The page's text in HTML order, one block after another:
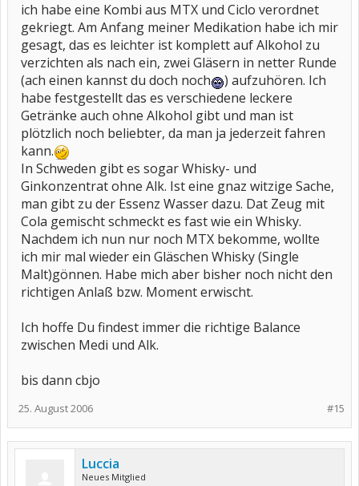
ich habe eine Kombi aus MTX und Ciclo verordnet
gekriegt. Am Anfang meiner Medikation habe ich mir
gesagt, das es leichter ist komplett auf Alkohol zu
verzichten als nach ein, zwei Gläsern in netter Runde
(ach einen kannst du doch noch
) aufzuhören. Ich
habe festgestellt das es verschiedene leckere
Getränke auch ohne Alkohol gibt und man ist
plötzlich noch beliebter, da man ja jederzeit fahren
kann.
In Schweden gibt es sogar Whisky- und
Ginkonzentrat ohne Alk. Ist eine gnaz witzige Sache,
man gibt zu der Essenz Wasser dazu. Dat Zeug mit
Cola gemischt schmeckt es fast wie ein Whisky.
Nachdem ich nun nur noch MTX bekomme, wollte
ich mir mal wieder ein Gläschen Whisky (Single
Malt)gönnen. Habe mich aber bisher noch nicht den
richtigen Anlaß bzw. Moment erwischt.
Ich hoffe Du findest immer die richtige Balance
zwischen Medi und Alk.
bis dann cbjo
#15
25. August 2006
Luccia
Neues Mitglied